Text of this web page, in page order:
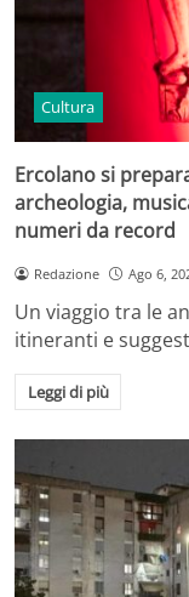
Cultura
Ercolano si
archeologia,
numeri da record
Redazione Ago 6,
Un viaggio tra le
itineranti e
Leggi di più